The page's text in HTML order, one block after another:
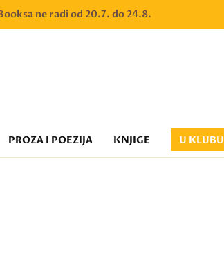
ne radi od 20.7. do 24.8.
PROZA I POEZIJA KNJIGE U KLUBU